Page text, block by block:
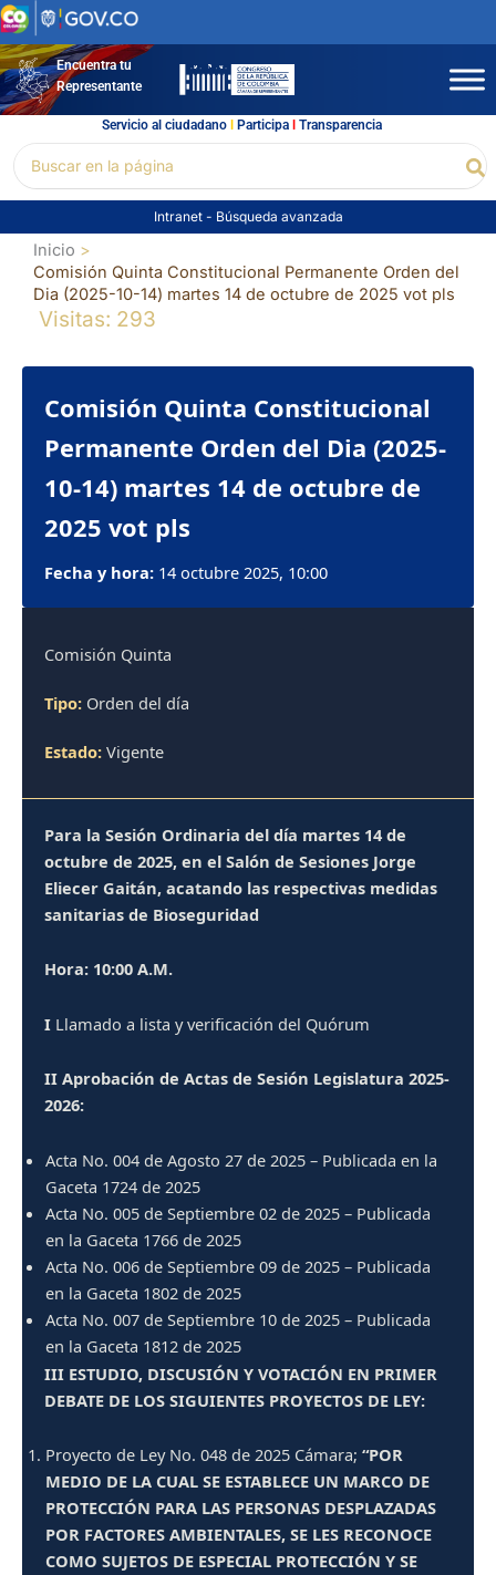
Ir
al
contenidoEncuentra tu
Representante
Servicio al ciudadano l Participal Transparencia
por:
Intranet - Búsqueda avanzada
Inicio
Comisión Quinta Constitucional Permanente Orden del
Dia (2025-10-14) martes 14 de octubre de 2025 vot pls
Visitas: 293
Comisión Quinta Constitucional
Permanente Orden del Dia (2025-
10-14) martes 14 de octubre de
2025 vot pls
Fecha y hora: 14 octubre 2025, 10:00
Comisión Quinta
Tipo: Orden del día
Estado: Vigente
Para la Sesión Ordinaria del día martes 14 de
octubre de 2025, en el Salón de Sesiones Jorge
Eliecer Gaitán, acatando las respectivas medidas
sanitarias de Bioseguridad
Hora: 10:00 A.M.
I Llamado a lista y verificación del Quórum
II Aprobación de Actas de Sesión Legislatura 2025-
2026:
Acta No. 004 de Agosto 27 de 2025 – Publicada en la
Gaceta 1724 de 2025
Acta No. 005 de Septiembre 02 de 2025 – Publicada
en la Gaceta 1766 de 2025
Acta No. 006 de Septiembre 09 de 2025 – Publicada
en la Gaceta 1802 de 2025
Acta No. 007 de Septiembre 10 de 2025 – Publicada
en la Gaceta 1812 de 2025
III ESTUDIO, DISCUSIÓN Y VOTACIÓN EN PRIMER
DEBATE DE LOS SIGUIENTES PROYECTOS DE LEY:
Proyecto de Ley No. 048 de 2025 Cámara; “POR
MEDIO DE LA CUAL SE ESTABLECE UN MARCO DE
PROTECCIÓN PARA LAS PERSONAS DESPLAZADAS
POR FACTORES AMBIENTALES, SE LES RECONOCE
COMO SUJETOS DE ESPECIAL PROTECCIÓN Y SE